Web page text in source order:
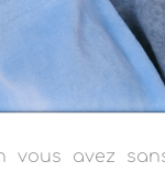
vous avez